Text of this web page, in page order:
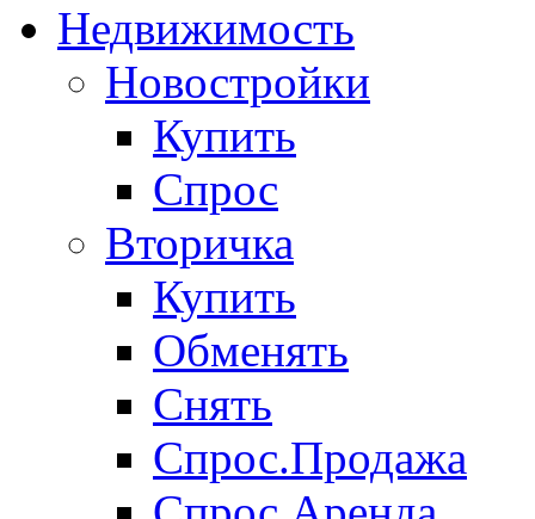
Недвижимость
Новостройки
Купить
Спрос
Вторичка
Купить
Обменять
Снять
Спрос.Продажа